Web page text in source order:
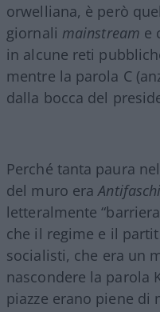
orwelliana, è però
giornali mainstream e
in alcune reti
mentre la parola C
dalla bocca del
Perché tanta paura
del muro era
letteralmente
che il regime e il
socialisti, che era un
nascondere la parola
piazze erano piene di